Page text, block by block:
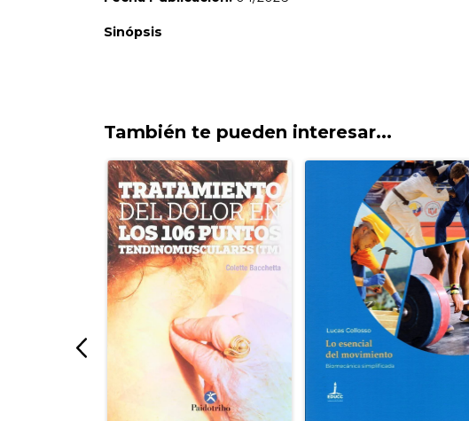
También te pueden interesar...